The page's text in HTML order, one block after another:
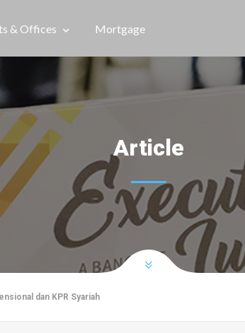
& Offices Mortgage
Article
dan KPR Syariah